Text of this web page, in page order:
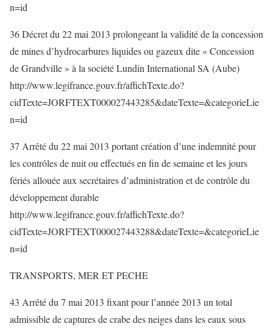
n=id
36 Décret du 22 mai 2013 prolongeant la validité de la concession
de mines d’hydrocarbures liquides ou gazeux dite « Concession
de Grandville » à la société Lundin International SA (Aube)
http://www.legifrance.gouv.fr/affichTexte.do?
cidTexte=JORFTEXT000027443285&dateTexte=&categorieLie
n=id
37 Arrêté du 22 mai 2013 portant création d’une indemnité pour
les contrôles de nuit ou effectués en fin de semaine et les jours
fériés allouée aux secrétaires d’administration et de contrôle du
développement durable
http://www.legifrance.gouv.fr/affichTexte.do?
cidTexte=JORFTEXT000027443288&dateTexte=&categorieLie
n=id
TRANSPORTS, MER ET PECHE
43 Arrêté du 7 mai 2013 fixant pour l’année 2013 un total
admissible de captures de crabe des neiges dans les eaux sous